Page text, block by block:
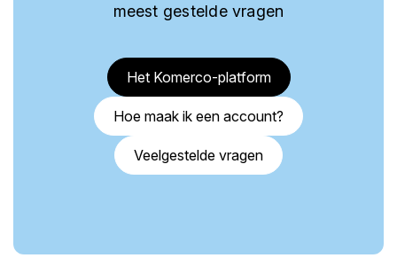
meest gestelde vragen
Het Komerco-platform
Hoe maak ik een account?
Veelgestelde vragen